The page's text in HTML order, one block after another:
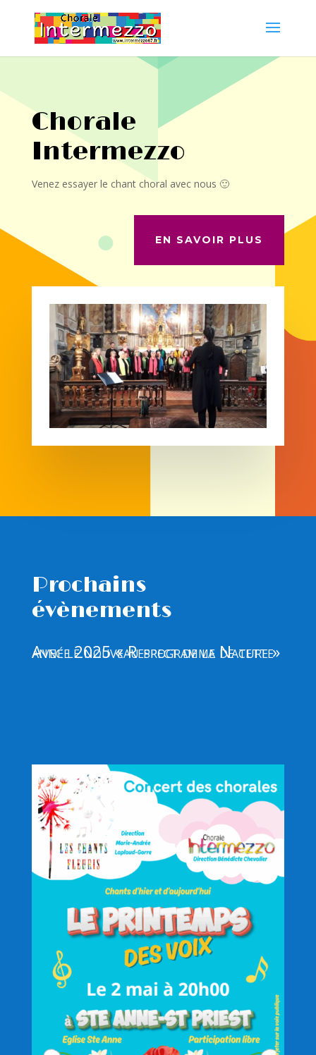
Chorale
Intermezzo
Venez essayer le chant choral avec nous 🙂
EN SAVOIR PLUS
Prochains
évènements
Avec le nouveau programme de cette année 2025 « Respect de la Nature »